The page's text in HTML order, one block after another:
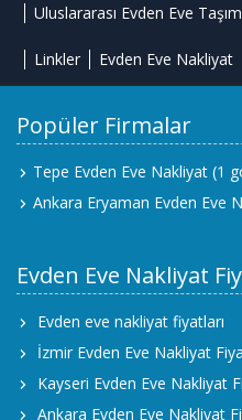
Uluslararası Evden Eve
Linkler Evden Eve Nakliyat
Popüler Firmalar
Tepe Evden Eve Nakliyat (1
Ankara Eryaman Evden Eve
Evden Eve Nakliyat
Evden eve nakliyat fiyatları
İzmir Evden Eve Nakliyat
Kayseri Evden Eve Nakliyat
Ankara Evden Eve Nakliyat